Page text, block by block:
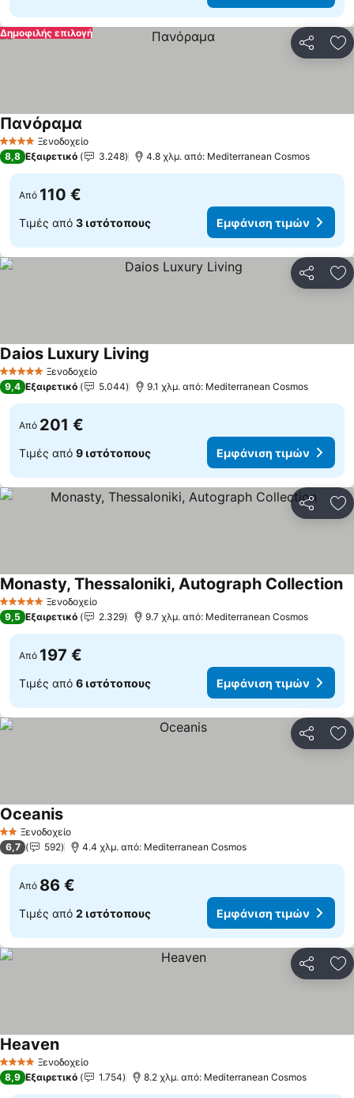
Δημοφιλής επιλογή
4 ΑστέριαΞενοδοχείο
Πανόραμα
8,8 Εξαιρετικό 3.248 4.8 χλμ. από: Mediterranean Cosmos
Από 110 €
Τιμές από 3 ιστότοπους Εμφάνιση τιμών
5 Αστέρια Ξενοδοχείο
Daios Luxury Living
9,4 Εξαιρετικό 5.044 9.1 χλμ. από: Mediterranean Cosmos
Από 201 €
Τιμές από 9 ιστότοπους Εμφάνιση τιμών
5 Αστέρια Ξενοδοχείο
Monasty, Thessaloniki, Autograph Collection
9,5 Εξαιρετικό 2.329 9.7 χλμ. από: Mediterranean Cosmos
Από 197 €
Τιμές από 6 ιστότοπους Εμφάνιση τιμών
2 ΑστέριαΞενοδοχείο
Oceanis
6,7 592 4.4 χλμ. από: Mediterranean Cosmos
Από 86 €
Τιμές από 2 ιστότοπους Εμφάνιση τιμών
4 ΑστέριαΞενοδοχείο
Heaven
8,9 Εξαιρετικό 1.754 8.2 χλμ. από: Mediterranean Cosmos